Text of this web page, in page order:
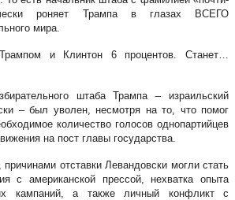
роняет Трампа в глазах ВСЕГО
мира.
и Клинтон 6 процентов. Станет…
штаба Трампа – израильский
– был уволен, несмотря на то, что помог
количество голосов однопартийцев
на пост главы государства.
отставки Левандовски могли стать
с американской прессой, нехватка опыта
кампаний, а также личный конфликт с